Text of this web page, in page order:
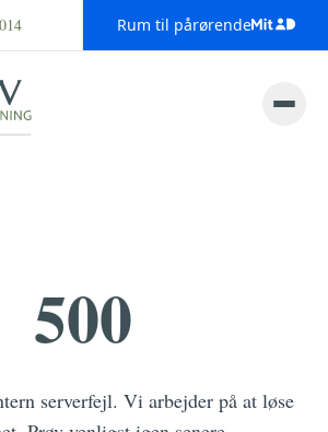
Rum til pårørende
500
serverfejl. Vi arbejder på at løse